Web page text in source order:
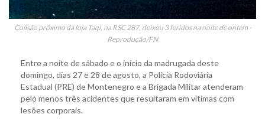
Colisão próximo da loja Taqi, na RSC 287, deixou 3 feridos na noite de ontem -
Reprodução/FN
Entre a noite de sábado e o início da madrugada deste
domingo, dias 27 e 28 de agosto, a Polícia Rodoviária
Estadual (PRE) de Montenegro e a Brigada Militar atenderam
pelo menos três acidentes que resultaram em vítimas com
lesões corporais.